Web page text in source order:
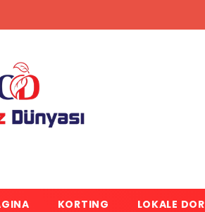
KORTING
LOKALE